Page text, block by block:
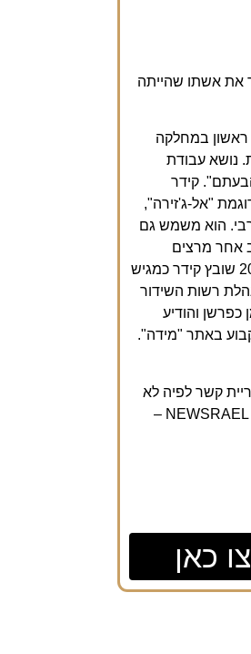
את אשתו שהייתה
בר-אילן. בשנים 1981–1983 למד לתואר ראשון במחלקה
במחלקה לערבית. נושא עבודת
קידר
"אל-ג'זירה",
הוא משמש גם
אחר מרצים
המוגדרים על ידיו פוסט-ציוניים, במטרה לפרסם את פרסומיהם והצהרותיהם. ביולי 2012 שובץ קידר כמגיש
רשות השידור
והודיע
מסוף יוני 2015 כותב קידר טור קבוע באתר "מידה".
קשר לפיה לא
יגאל עמיר רצח את יצחק רבין[7]. החל משנת 2021, החל קידר לשמש סגן נשיא חברת NEWSRAEL –
כאן